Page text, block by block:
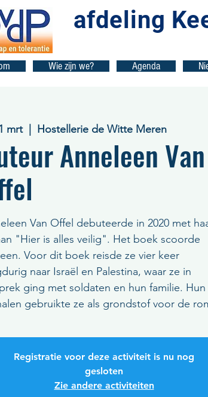
afdeling
Wie zijn we? Agenda
mrt
  |
Hostellerie de Witte Meren
Anneleen Van
Van Offel debuteerde in 2020 met
"Hier is alles veilig". Het boek scoorde
Voor dit boek reisde ze vier keer
naar Israël en Palestina, waar ze in
ging met soldaten en hun familie. Hun
gebruikte ze als grondstof voor de
Registratie voor deze activiteit is nu nog
gesloten
Zie andere activiteiten